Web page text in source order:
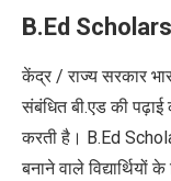
B.Ed
केंद्र / राज्य सरकार
संबंधित बी.एड की पढ़ाई
करती है। B.Ed
बनाने वाले